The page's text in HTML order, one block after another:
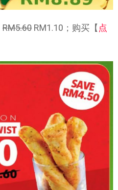
RM5.60 RM1.10；购买【 点